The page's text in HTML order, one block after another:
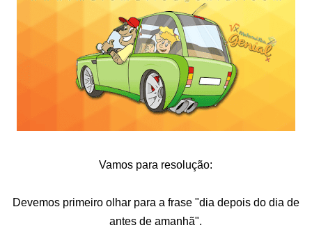
Vamos para resolução:
Devemos primeiro olhar para a frase "dia depois do dia de
antes de amanhã".